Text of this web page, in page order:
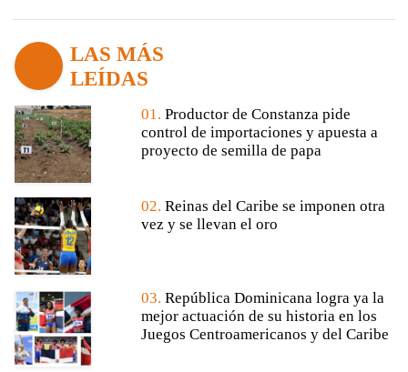
LAS MÁS
LEÍDAS
01. Productor de Constanza pide
control de importaciones y apuesta a
proyecto de semilla de papa
02. Reinas del Caribe se imponen otra
vez y se llevan el oro
03. República Dominicana logra ya la
mejor actuación de su historia en los
Juegos Centroamericanos y del Caribe